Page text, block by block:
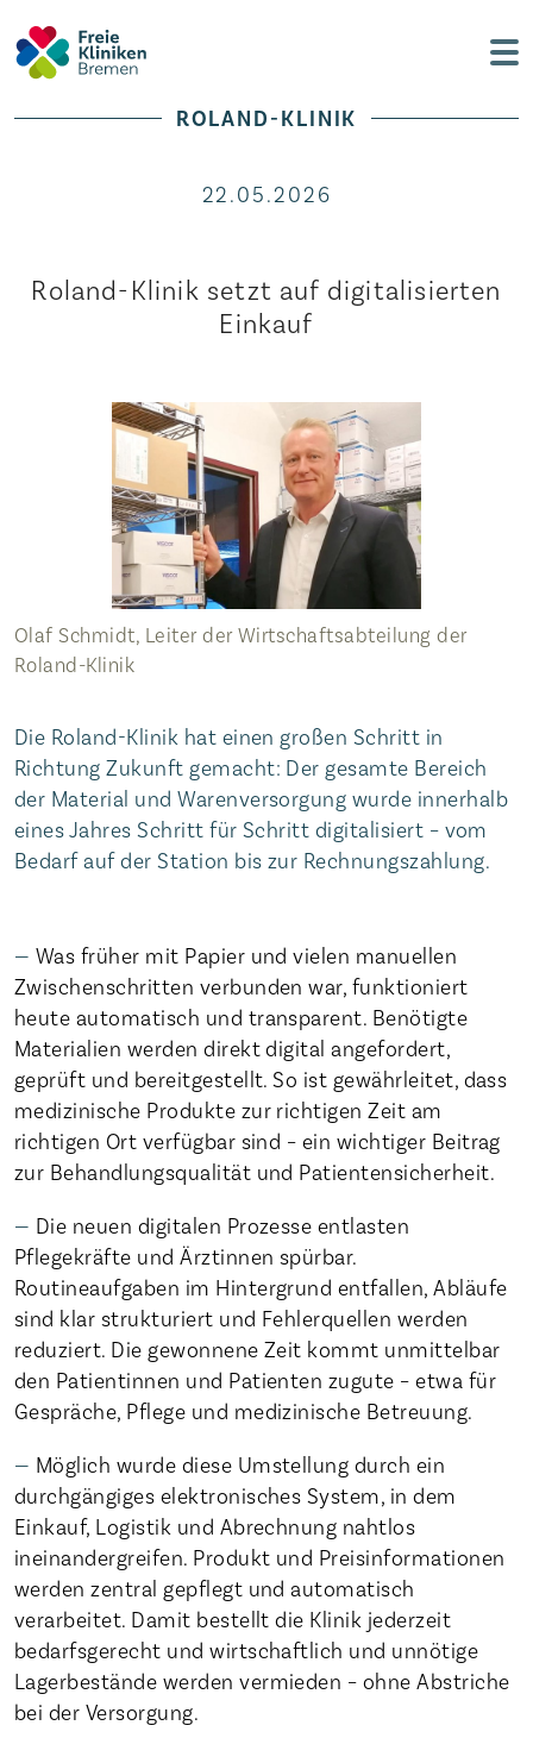
ROLAND-KLINIK
22.05.2026
Roland-Klinik setzt auf digitalisierten
Einkauf
Olaf Schmidt, Leiter der Wirtschaftsabteilung der
Roland-Klinik
Die Roland-Klinik hat einen großen Schritt in
Richtung Zukunft gemacht: Der gesamte Bereich
der Material und Warenversorgung wurde innerhalb
eines Jahres Schritt für Schritt digitalisiert – vom
Bedarf auf der Station bis zur Rechnungszahlung.
Was früher mit Papier und vielen manuellen
Zwischenschritten verbunden war, funktioniert
heute automatisch und transparent. Benötigte
Materialien werden direkt digital angefordert,
geprüft und bereitgestellt. So ist gewährleitet, dass
medizinische Produkte zur richtigen Zeit am
richtigen Ort verfügbar sind – ein wichtiger Beitrag
zur Behandlungsqualität und Patientensicherheit.
Die neuen digitalen Prozesse entlasten
Pflegekräfte und Ärztinnen spürbar.
Routineaufgaben im Hintergrund entfallen, Abläufe
sind klar strukturiert und Fehlerquellen werden
reduziert. Die gewonnene Zeit kommt unmittelbar
den Patientinnen und Patienten zugute – etwa für
Gespräche, Pflege und medizinische Betreuung.
Möglich wurde diese Umstellung durch ein
durchgängiges elektronisches System, in dem
Einkauf, Logistik und Abrechnung nahtlos
ineinandergreifen. Produkt und Preisinformationen
werden zentral gepflegt und automatisch
verarbeitet. Damit bestellt die Klinik jederzeit
bedarfsgerecht und wirtschaftlich und unnötige
Lagerbestände werden vermieden – ohne Abstriche
bei der Versorgung.